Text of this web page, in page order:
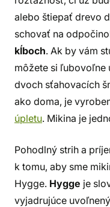
alebo štiepať drevo
schovať na
kĺboch. Ak by vám
môžete si ľubovoľne
dvoch sťahovacích
ako doma, je
úpletu. Mikina je
Pohodlný strih a
k tomu, aby sme
Hygge. Hygge je
vyjadrujúce